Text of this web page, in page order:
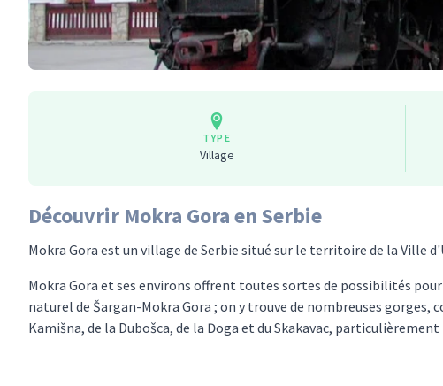
TYPE
Village
Découvrir Mokra Gora en Serbie
Mokra Gora est un village de Serbie situé sur le territoire de la Ville
Mokra Gora et ses environs offrent toutes sortes de possibilités
naturel de Šargan-Mokra Gora ; on y trouve de nombreuses gorges,
Kamišna, de la Dubošca, de la Đoga et du Skakavac, particulièrement